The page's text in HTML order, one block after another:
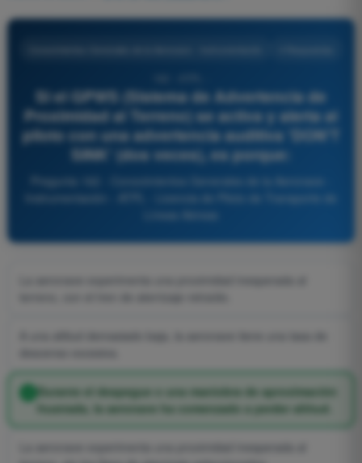
Si el GPWS (Sistema de Advertencia de
Proximidad al Terreno) se activa y alerta al
piloto con una advertencia auditiva 'DON'T
SINK' (dos veces), es porque:
Durante el despegue o una maniobra de aproximación
frustrada, la aeronave ha comenzado a perder altitud.